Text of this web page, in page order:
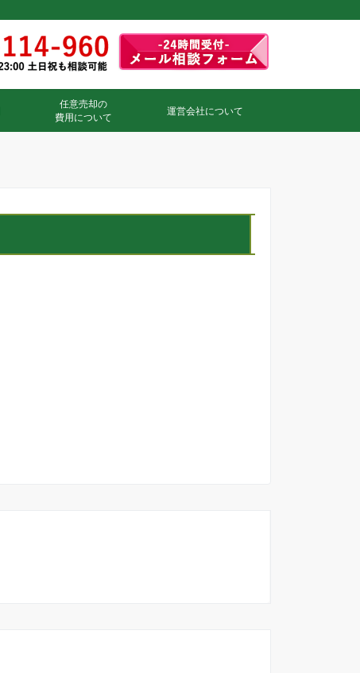
任意売却の
費用について
運営会社について